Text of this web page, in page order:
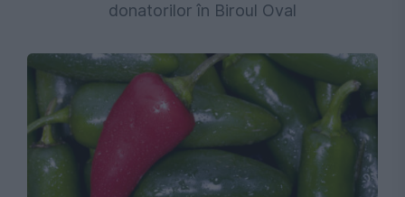
donatorilor în Biroul Oval